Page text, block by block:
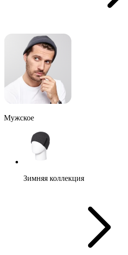
Мужское
Зимняя коллекция